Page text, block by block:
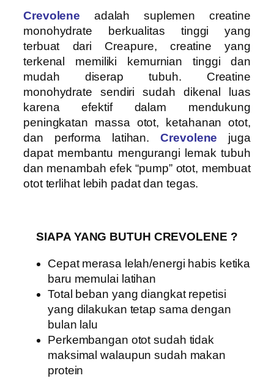
Crevolene adalah suplemen creatine
monohydrate berkualitas tinggi yang
terbuat dari Creapure, creatine yang
terkenal memiliki kemurnian tinggi dan
mudah diserap tubuh. Creatine
monohydrate sendiri sudah dikenal luas
karena efektif dalam mendukung
peningkatan massa otot, ketahanan otot,
dan performa latihan.Crevolene juga
dapat membantu mengurangi lemak tubuh
dan menambah efek “pump” otot, membuat
otot terlihat lebih padat dan tegas.
SIAPA YANG BUTUH CREVOLENE ?
Cepat merasa lelah/energi habis ketika
baru memulai latihan
Total beban yang diangkat repetisi
yang dilakukan tetap sama dengan
bulan lalu
Perkembangan otot sudah tidak
maksimal walaupun sudah makan
protein